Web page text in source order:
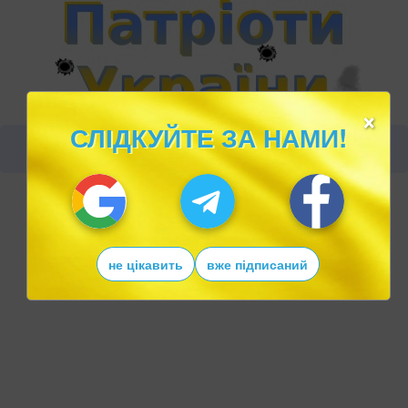
×
СЛІДКУЙТЕ ЗА НАМИ!
не цікавить вже підписаний